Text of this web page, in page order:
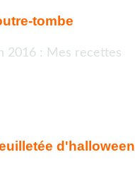
tombe
d'halloween